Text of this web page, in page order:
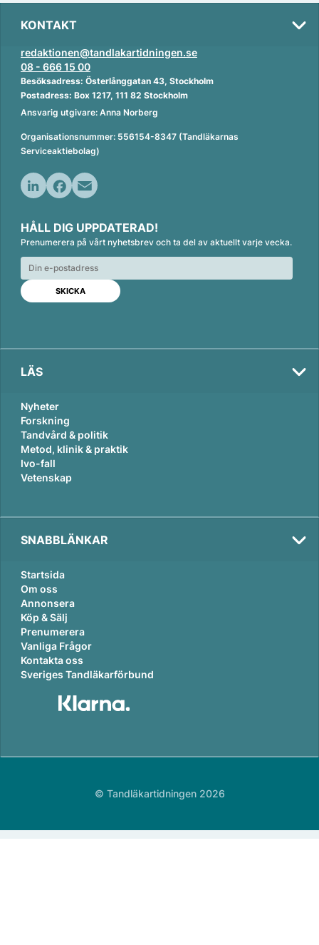
KONTAKT
redaktionen@tandlakartidningen.se
08 - 666 15 00
Besöksadress: Österlånggatan 43, Stockholm
Postadress: Box 1217, 111 82 Stockholm
Ansvarig utgivare: Anna Norberg
Organisationsnummer: 556154-8347 (Tandläkarnas
Serviceaktiebolag)
n
k
e
d
n
c
e
b
o
o
k
a
i
l
HÅLL DIG UPPDATERAD!
Prenumerera på vårt nyhetsbrev och ta del av aktuellt varje vecka.
LÄS
Nyheter
Forskning
Tandvård & politik
Metod, klinik & praktik
Ivo-fall
Vetenskap
SNABBLÄNKAR
Startsida
Om oss
Annonsera
Köp & Sälj
Prenumerera
Vanliga Frågor
Kontakta oss
Sveriges Tandläkarförbund
© Tandläkartidningen 2026